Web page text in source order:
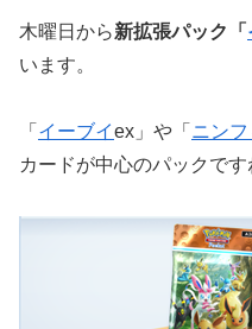
木曜日から新拡張パック「
います。
「 イーブイex」や「 ニンフ
カードが中心のパックです